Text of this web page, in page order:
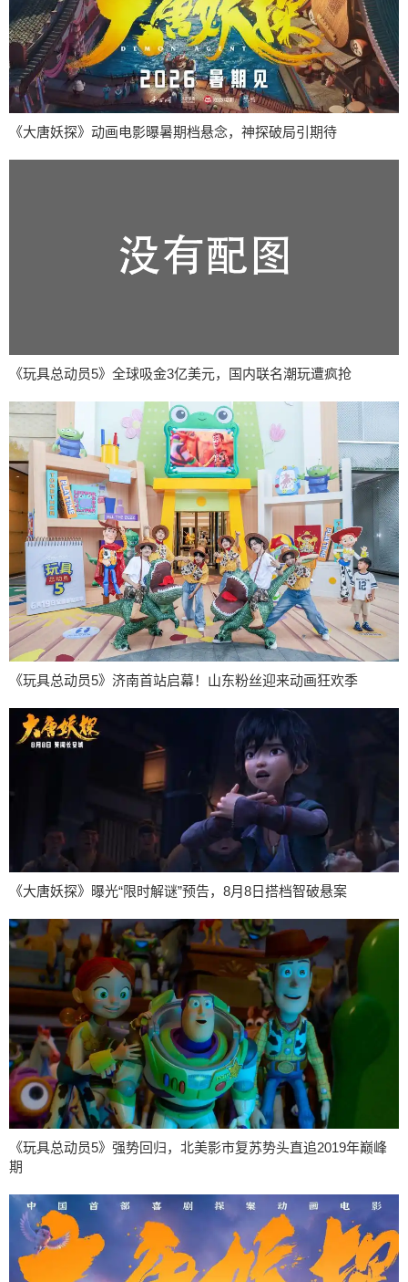
《大唐妖探》动画电影曝暑期档悬念，神探破局引期待
《玩具总动员5》全球吸金3亿美元，国内联名潮玩遭疯抢
《玩具总动员5》济南首站启幕！山东粉丝迎来动画狂欢季
《大唐妖探》曝光“限时解谜”预告，8月8日搭档智破悬案
《玩具总动员5》强势回归，北美影市复苏势头直追2019年巅峰
期